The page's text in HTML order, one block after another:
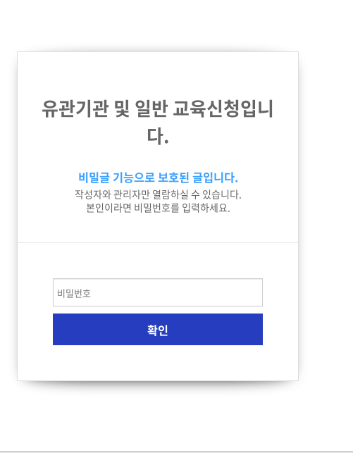
유관기관 및 일반 교육신청입니
다.
비밀글 기능으로 보호된 글입니다.
작성자와 관리자만 열람하실 수 있습니다.
본인이라면 비밀번호를 입력하세요.